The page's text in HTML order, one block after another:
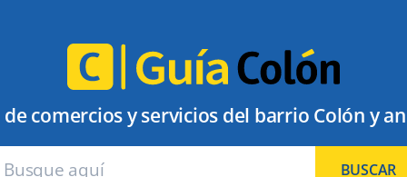
de comercios y servicios del barrio Colón y
BUSCAR